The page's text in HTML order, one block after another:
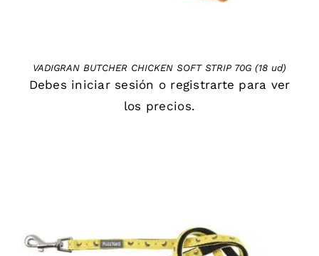
VADIGRAN BUTCHER CHICKEN SOFT STRIP 70G (18 ud)
Debes iniciar sesión o registrarte para ver
los precios.